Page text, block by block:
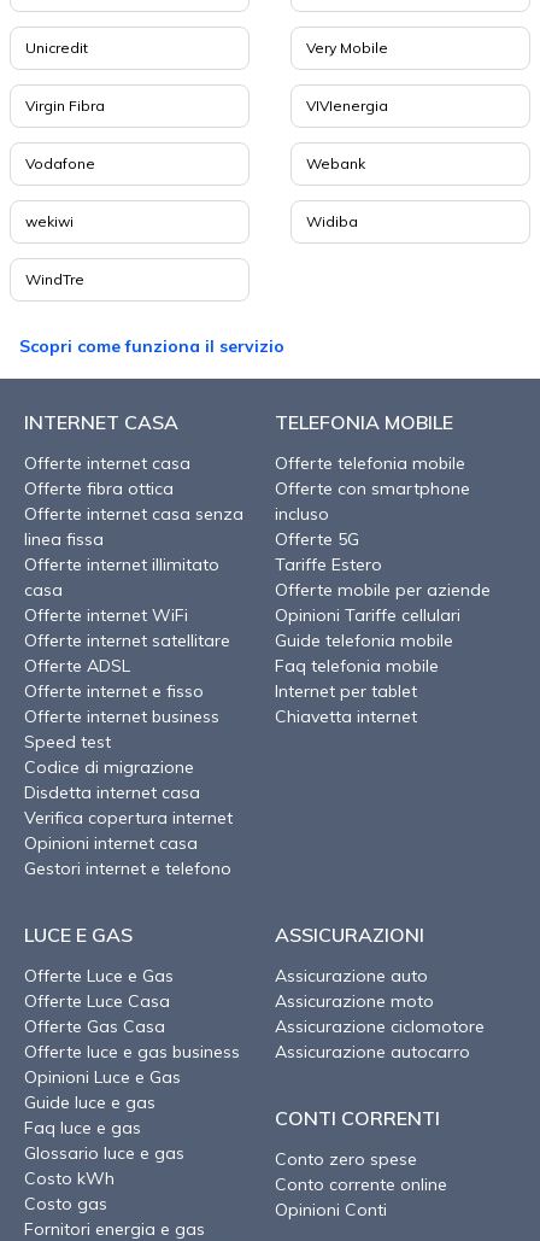
Unicredit Very Mobile
Virgin Fibra VIVIenergia
Vodafone Webank
wekiwi Widiba
WindTre
Scopri come funziona il servizio
INTERNET CASA
Offerte internet casa
Offerte fibra ottica
Offerte internet casa senza
linea fissa
Offerte internet illimitato
casa
Offerte internet WiFi
Offerte internet satellitare
Offerte ADSL
Offerte internet e fisso
Offerte internet business
Speed test
Codice di migrazione
Disdetta internet casa
Verifica copertura internet
Opinioni internet casa
Gestori internet e telefono
TELEFONIA MOBILE
Offerte telefonia mobile
Offerte con smartphone
incluso
Offerte 5G
Tariffe Estero
Offerte mobile per aziende
Opinioni Tariffe cellulari
Guide telefonia mobile
Faq telefonia mobile
Internet per tablet
Chiavetta internet
LUCE E GAS
Offerte Luce e Gas
Offerte Luce Casa
Offerte Gas Casa
Offerte luce e gas business
Opinioni Luce e Gas
Guide luce e gas
Faq luce e gas
Glossario luce e gas
Costo kWh
Costo gas
Fornitori energia e gas
ASSICURAZIONI
Assicurazione auto
Assicurazione moto
Assicurazione ciclomotore
Assicurazione autocarro
CONTI CORRENTI
Conto zero spese
Conto corrente online
Opinioni Conti